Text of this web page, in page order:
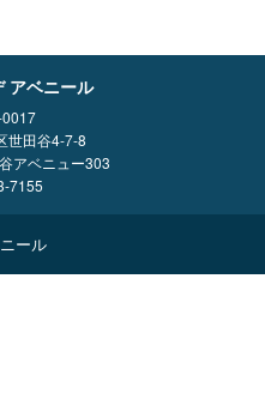
アベニール
世田谷4-7-8
アベニュー303
7155
ール